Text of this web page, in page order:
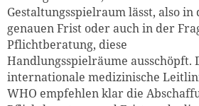
Gestaltungsspielraum lässt, also
genauen Frist oder auch in der
Pflichtberatung, diese
Handlungsspielräume ausschöpft.
internationale medizinische
WHO empfehlen klar die